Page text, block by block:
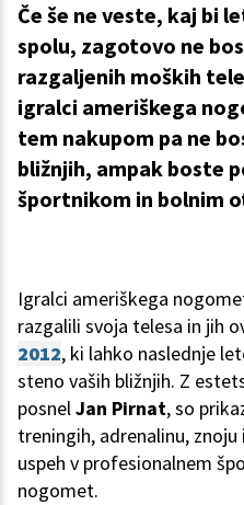
Če še ne veste, kaj bi
spolu, zagotovo ne
razgaljenih moških
igralci ameriškega
tem nakupom pa ne
bližnjih, ampak boste
športnikom in bolnim
Igralci ameriškega
razgalili svoja telesa in jih
2012, ki lahko naslednje
steno vaših bližnjih. Z
posnelJan Pirnat, so
treningih, adrenalinu,
uspeh v profesionalnem
nogomet.